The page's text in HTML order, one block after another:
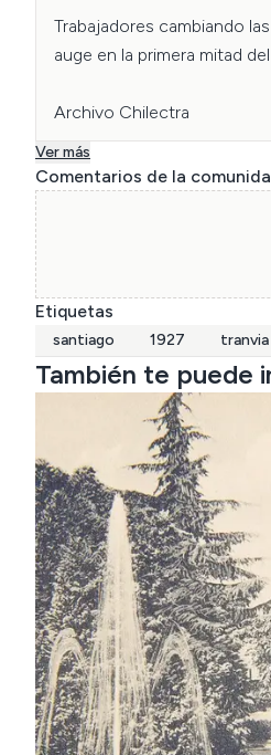
Trabajadores cambiando
auge en la primera mitad
Archivo Chilectra
Ver más
Comentarios de la
Etiquetas
santiago 1927 tranvia
También te puede